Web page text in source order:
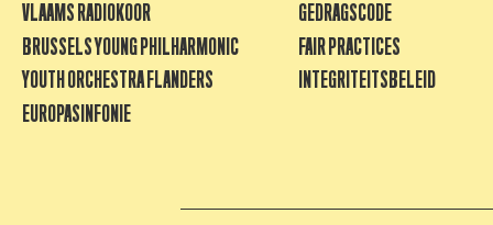
VLAAMS RADIOKOOR
BRUSSELS YOUNG PHILHARMONIC
YOUTH ORCHESTRA FLANDERS
EUROPASINFONIE
GEDRAGSCODE
FAIR PRACTICES
INTEGRITEITSBELEID